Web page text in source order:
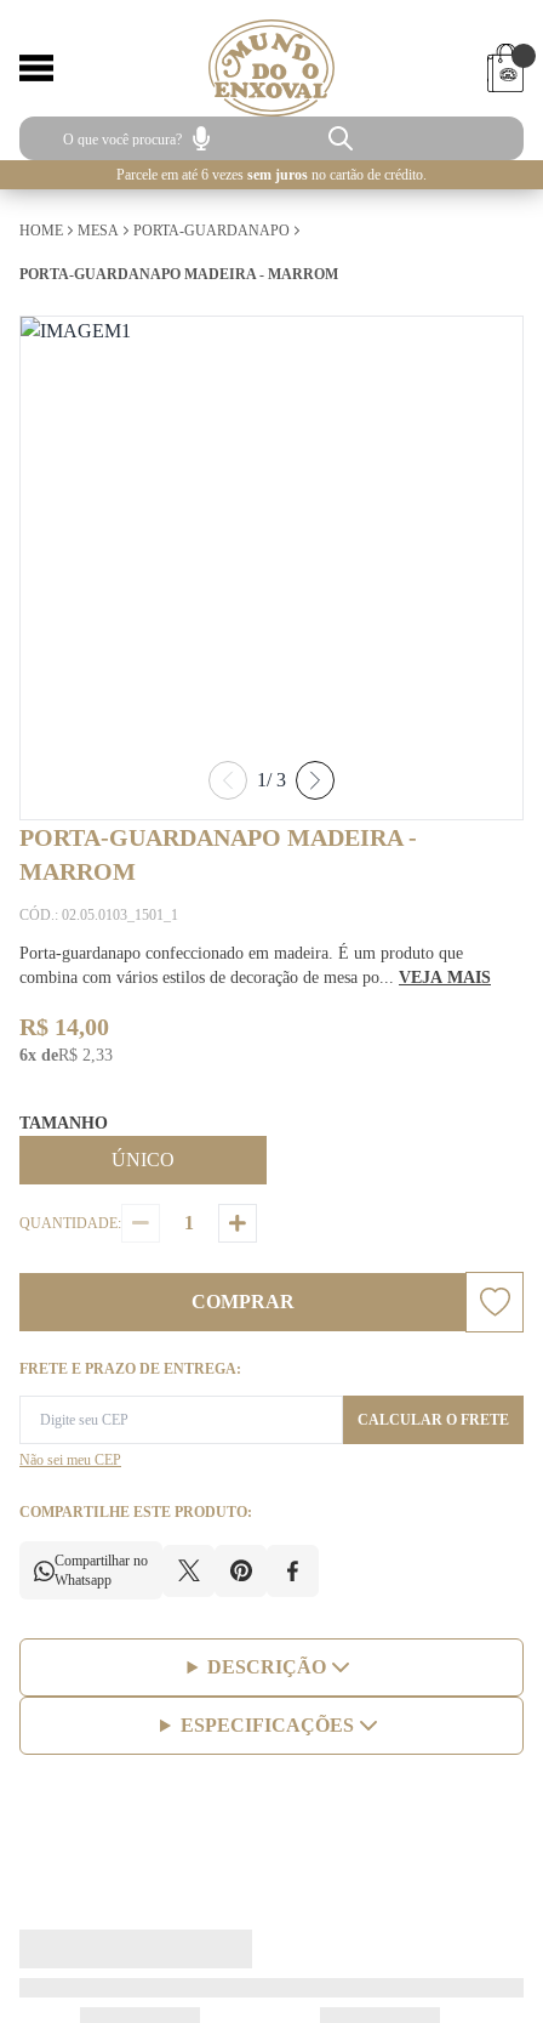
Parcele em até 6 vezes sem juros no cartão de crédito.
HOME MESA PORTA-GUARDANAPO
PORTA-GUARDANAPO MADEIRA - MARROM
1/3
PORTA-GUARDANAPO MADEIRA -
MARROM
CÓD.: 02.05.0103_1501_1
Porta-guardanapo confeccionado em madeira. É um produto que
combina com vários estilos de decoração de mesa po... VEJA MAIS
R$ 14,00
6x deR$ 2,33
TAMANHO
ÚNICO
QUANTIDADE:
COMPRAR
FRETE E PRAZO DE ENTREGA:
CALCULAR O FRETE
Não sei meu CEP
COMPARTILHE ESTE PRODUTO:
Compartilhar no
Whatsapp
DESCRIÇÃO
ESPECIFICAÇÕES